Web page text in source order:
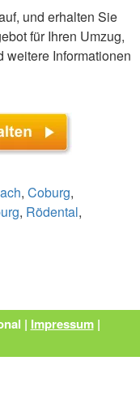
und erhalten Sie
für Ihren Umzug,
weitere Informationen
, Coburg,
, Rödental,
| Impressum|